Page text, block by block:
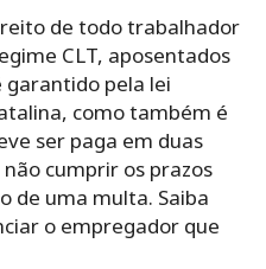
de todo trabalhador
CLT, aposentados
garantido pela lei
como também é
ser paga em duas
cumprir os prazos
de uma multa. Saiba
o empregador que